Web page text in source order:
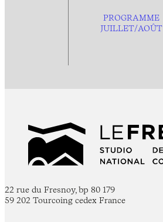
PROGRAMME
JUILLET/AOÛT
22 rue du Fresnoy, bp 80 179
59 202 Tourcoing cedex France